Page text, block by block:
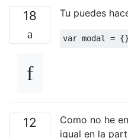
18 Tu puedes
var modal = {}
12
Como no he
igual en la